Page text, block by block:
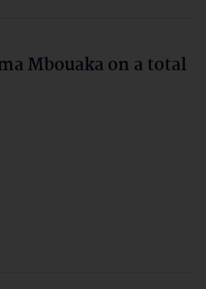
Mbouaka on a total